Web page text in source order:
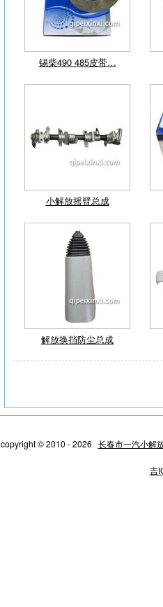
锡柴490 485皮带…
小解放摇臂总成
解放换挡防尘总成
copyright © 2010 - 2026 长春市一汽小解
吉